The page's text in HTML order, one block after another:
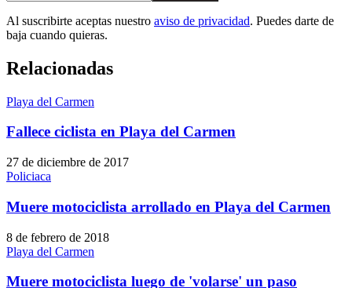
Al suscribirte aceptas nuestro aviso de privacidad. Puedes darte de
baja cuando quieras.
Relacionadas
Playa del Carmen
Fallece ciclista en Playa del Carmen
27 de diciembre de 2017
Policiaca
Muere motociclista arrollado en Playa del Carmen
8 de febrero de 2018
Playa del Carmen
Muere motociclista luego de 'volarse' un paso